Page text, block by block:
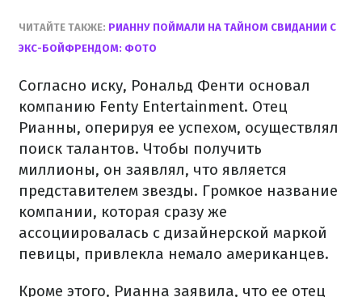
ЧИТАЙТЕ ТАКЖЕ: РИАННУ ПОЙМАЛИ НА ТАЙНОМ СВИДАНИИ С
ЭКС-БОЙФРЕНДОМ: ФОТО
Согласно иску, Рональд Фенти основал
компанию Fenty Entertainment. Отец
Рианны, оперируя ее успехом, осуществлял
поиск талантов. Чтобы получить
миллионы, он заявлял, что является
представителем звезды. Громкое название
компании, которая сразу же
ассоциировалась с дизайнерской маркой
певицы, привлекла немало американцев.
Кроме этого, Рианна заявила, что ее отец